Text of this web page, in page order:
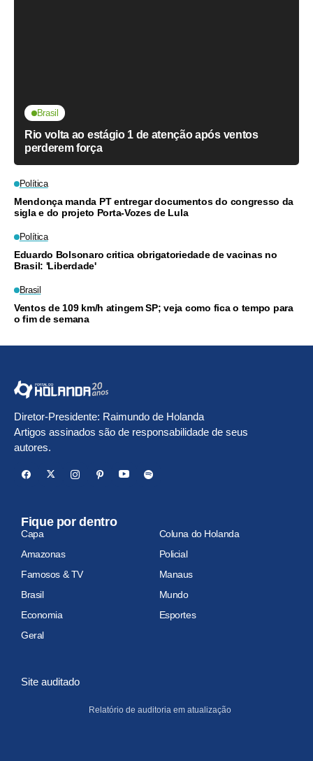
Brasil
Rio volta ao estágio 1 de atenção após ventos
perderem força
Política
Mendonça manda PT entregar documentos do congresso da
sigla e do projeto Porta-Vozes de Lula
Política
Eduardo Bolsonaro critica obrigatoriedade de vacinas no
Brasil: 'Liberdade'
Brasil
Ventos de 109 km/h atingem SP; veja como fica o tempo para
o fim de semana
Diretor-Presidente: Raimundo de Holanda
Artigos assinados são de responsabilidade de seus
autores.
Fique por dentro
Capa
Coluna do Holanda
Amazonas
Policial
Famosos & TV
Manaus
Brasil
Mundo
Economia
Esportes
Geral
Site auditado
Relatório de auditoria em atualização